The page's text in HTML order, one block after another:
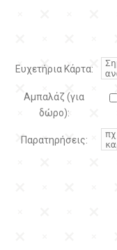
Ευχετήρια Κάρτα:
Αμπαλάζ (για
δώρο):
Παρατηρήσεις: